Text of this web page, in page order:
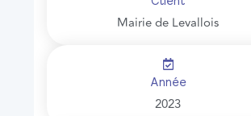
Mairie de Levallois
Année
2023